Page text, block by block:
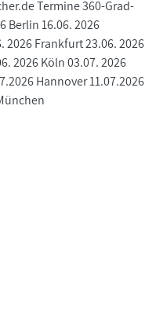
Termine 360-Grad-
Berlin 16.06. 2026
2026 Frankfurt 23.06. 2026
2026 Köln 03.07. 2026
Hannover 11.07.2026